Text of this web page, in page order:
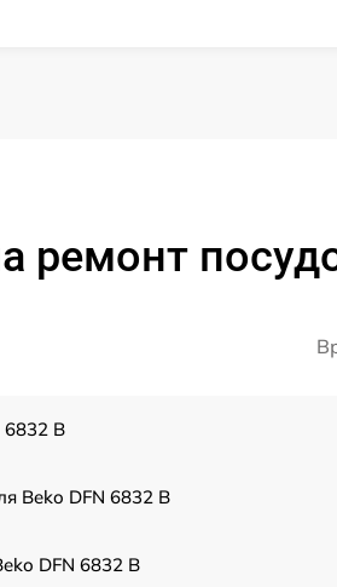
ремонт
6832 B
Beko DFN 6832 B
DFN 6832 B